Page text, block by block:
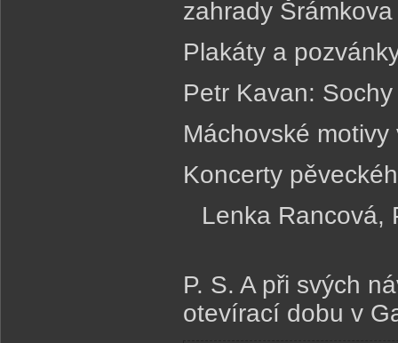
zahrady
Plakáty a
Petr Kavan: Sochy
Máchovské
Koncerty
Lenka Rancová,
P. S. A při svých
otevírací dobu v